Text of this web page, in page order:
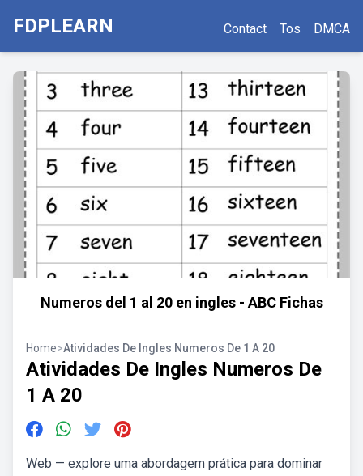
FDPLEARN Contact Tos DMCA
Numeros del 1 al 20 en ingles - ABC Fichas
Home>Atividades De Ingles Numeros De 1 A 20
Atividades De Ingles Numeros De
1 A 20
Web — explore uma abordagem prática para dominar